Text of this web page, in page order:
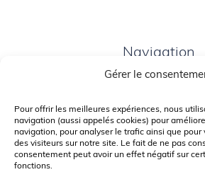
Gérer le
Pour offrir les meilleures expériences, nous
navigation (aussi appelés cookies) pour
navigation, pour analyser le trafic ainsi que pour
des visiteurs sur notre site. Le fait de ne pas
consentement peut avoir un effet négatif sur
fonctions.
Navigation
PORTAIL PARENTS
PLAINTE – SERVICE À
POLITIQUE DE